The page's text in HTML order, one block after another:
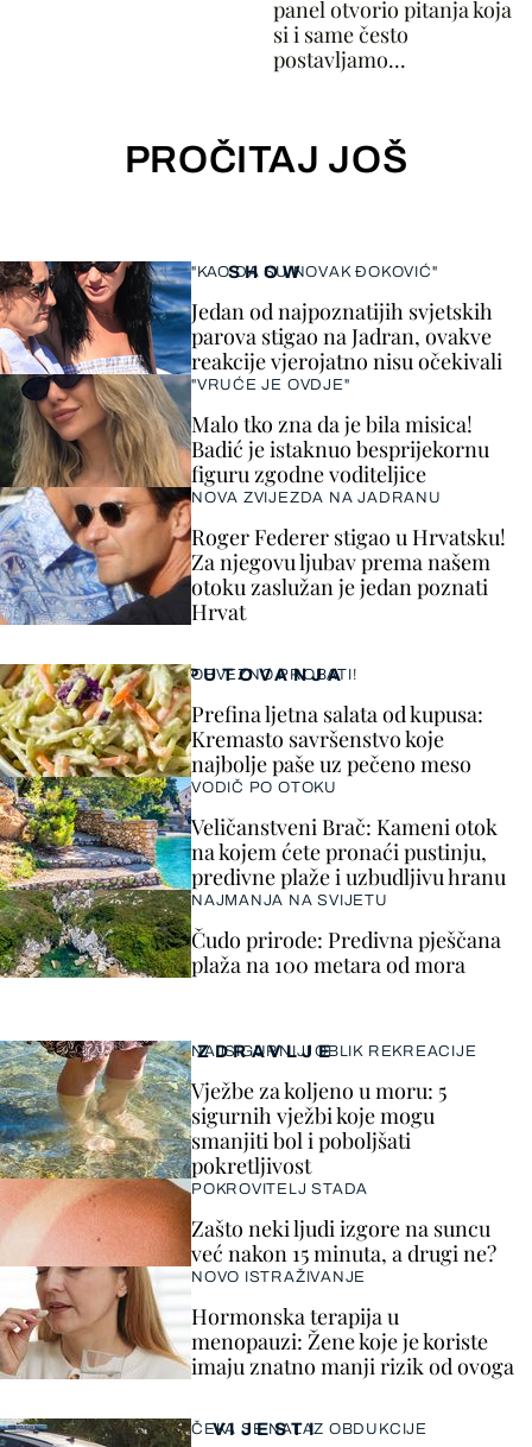
panel otvorio pitanja koja
si i same često
postavljamo...
PROČITAJ JOŠ
VIJESTI
ČEKA SE NALAZ OBDUKCIJE
SHOW
"KAO DA SU NOVAK ĐOKOVIĆ"
Jedan od najpoznatijih svjetskih
parova stigao na Jadran, ovakve
reakcije vjerojatno nisu očekivali
"VRUĆE JE OVDJE"
Malo tko zna da je bila misica!
Badić je istaknuo besprijekornu
figuru zgodne voditeljice
NOVA ZVIJEZDA NA JADRANU
Roger Federer stigao u Hrvatsku!
Za njegovu ljubav prema našem
otoku zaslužan je jedan poznati
Hrvat
ZDRAVLJE
NAJSIGURNIJI OBLIK REKREACIJE
Vježbe za koljeno u moru: 5
sigurnih vježbi koje mogu
smanjiti bol i poboljšati
pokretljivost
POKROVITELJ STADA
Zašto neki ljudi izgore na suncu
već nakon 15 minuta, a drugi ne?
NOVO ISTRAŽIVANJE
Hormonska terapija u
menopauzi: Žene koje je koriste
imaju znatno manji rizik od ovoga
PUTOVANJA
OBVEZNO PROBATI!
Prefina ljetna salata od kupusa:
Kremasto savršenstvo koje
najbolje paše uz pečeno meso
VODIČ PO OTOKU
Veličanstveni Brač: Kameni otok
na kojem ćete pronaći pustinju,
predivne plaže i uzbudljivu hranu
NAJMANJA NA SVIJETU
Čudo prirode: Predivna pješčana
plaža na 100 metara od mora